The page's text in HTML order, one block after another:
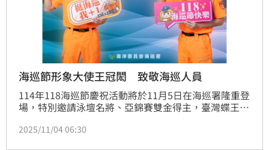
海巡節形象大使王冠閎 致敬海巡人員
114年118海巡節慶祝活動將於11月5日在海巡署隆重登
場，特別邀請泳壇名將、亞錦賽雙金得主，臺灣蝶王王
毅，展現「親海、知海、護海」的精神，呼應海巡人員
2025/11/04 06:30